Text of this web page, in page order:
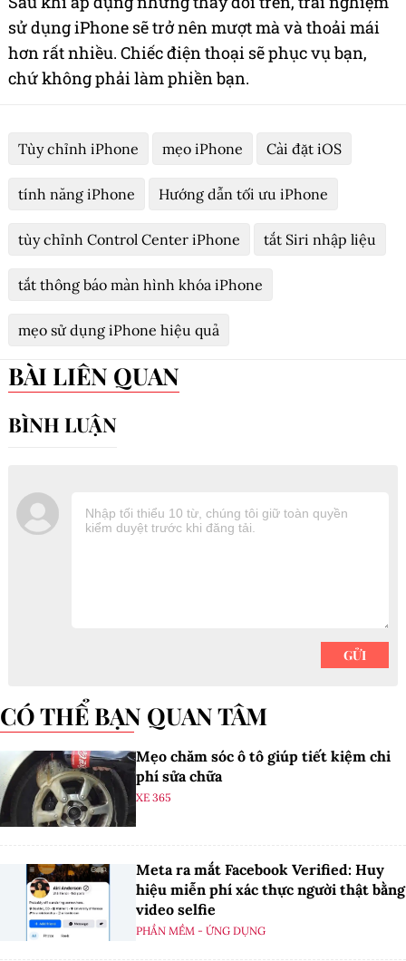
sử dụng iPhone sẽ trở nên mượt mà và thoải mái
hơn rất nhiều. Chiếc điện thoại sẽ phục vụ bạn,
chứ không phải làm phiền bạn.
Tùy chỉnh iPhone mẹo iPhone Cài đặt iOS
tính năng iPhone Hướng dẫn tối ưu iPhone
tùy chỉnh Control Center iPhone tắt Siri nhập liệu
tắt thông báo màn hình khóa iPhone
mẹo sử dụng iPhone hiệu quả
BÀI LIÊN QUAN
CÓ THỂ BẠN QUAN TÂM
Mẹo chăm sóc ô tô giúp tiết kiệm chi
phí sửa chữa
XE 365
Meta ra mắt Facebook Verified: Huy
hiệu miễn phí xác thực người thật bằng
video selfie
PHẦN MỀM - ỨNG DỤNG